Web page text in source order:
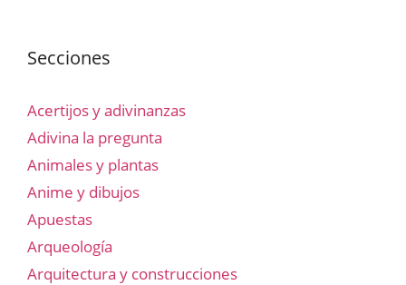
Secciones
Acertijos y adivinanzas
Adivina la pregunta
Animales y plantas
Anime y dibujos
Apuestas
Arqueología
Arquitectura y construcciones